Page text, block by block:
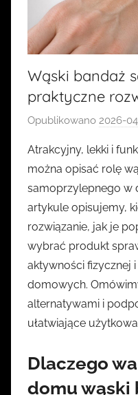
Wąski bandaż
praktyczne
Opublikowano 2026-
Atrakcyjny, lekki i
można opisać rolę
samoprzylepnego w
artykule opisujemy,
rozwiązanie, jak je
wybrać produkt
aktywności fizycznej
domowych.
alternatywami i
ułatwiające
Dlaczego
domu wąski